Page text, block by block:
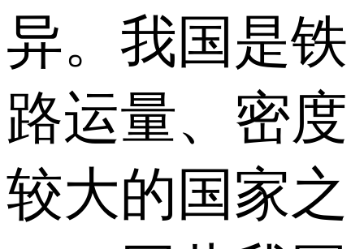
异。我国是铁
路运量、密度
较大的国家之